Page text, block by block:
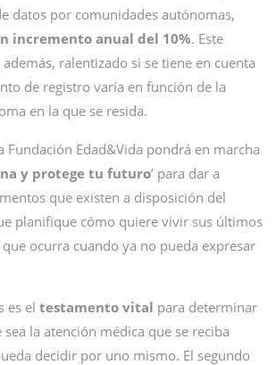
datos por comunidades autónomas,
incremento anual del 10%. Este
ralentizado si se tiene en cuenta
de registro varía en función de la
en la que se resida.
Fundación Edad&Vida pondrá en marcha
y protege tu futuro’ para dar a
que existen a disposición del
planifique cómo quiere vivir sus últimos
ocurra cuando ya no pueda expresar
es el testamento vital para determinar
la atención médica que se reciba
decidir por uno mismo. El segundo